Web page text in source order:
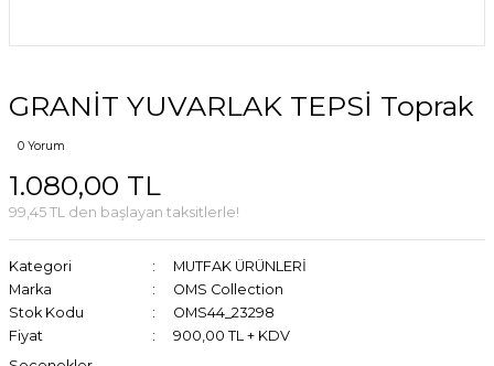
GRANİT YUVARLAK TEPSİ Toprak
0 Yorum
1.080,00 TL
99,45 TL den başlayan taksitlerle!
Kategori
MUTFAK ÜRÜNLERİ
Marka
OMS Collection
Stok Kodu
OMS44_23298
Fiyat
900,00 TL + KDV